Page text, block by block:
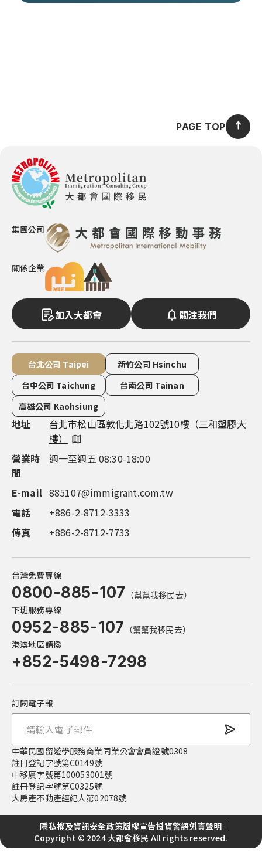
PAGE TOP
集團公司
關係企業
加入大都會 關注我們
台北公司 Taipei
新竹公司 Hsinchu
台中公司 Taichung
台南公司 Tainan
高雄公司 Kaohsiung
地址
台北市松山區敦化北路102號10樓（三和塑膠大
樓）
營業時
間
週一至週五 08:30-18:00
E-mail 885107@immigrant.com.tw
電話
+886-2-8712-3333
傳真
+886-2-8712-7733
地址
新竹市東區慈雲路118號14樓之7（雲智匯大
樓）
營業時
間
週一至週五 09:00-18:00
電話
+886-3-563-8555
傳真
+886-2-8712-7733
地址
台中市西屯區市政路386號14樓之5（市政都心
廣場）
營業時
間
週一至週五 08:30-18:00
電話
+886-4-2252-1000
傳真
+886-4-2252-1999
地址
台南市永康區中華路1-100號16 樓（良美金三角
大樓）
營業時
間
週一至週五 08:30-18:00
電話
+886-6-311-0555
傳真
+886-7-555-9587
地址
高雄市鼓山區明誠三路683號4樓（市政總裁大
樓）
營業時
間
週一至週五 08:30-18:00
電話
+886-7-555-9597
傳真
+886-7-555-9587
台灣免費專線
0800-885-107 （幫幫我移民去）
下班服務專線
0952-885-107 （幫幫我移民去）
港澳地區請撥
+852-5498-7298
訂閱電子報
中華民國留遊學服務商業同業公會會員證號0308
註冊登記字號第C0149號
中移廣字號第100053001號
註冊登記字號第C0325號
大房產不動產經紀人第02078號
隱私權及資訊安全政策版權宣告投資警語免責聲明
Copyright © 2024 大都會移民 All rights reserved.